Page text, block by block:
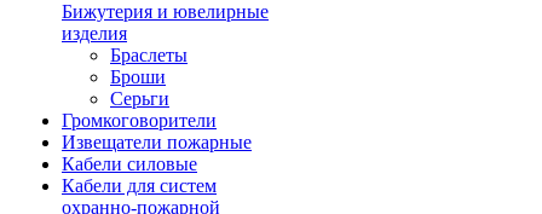
Бижутерия и ювелирные
изделия
Браслеты
Броши
Серьги
Громкоговорители
Извещатели пожарные
Кабели силовые
Кабели для систем
охранно-пожарной